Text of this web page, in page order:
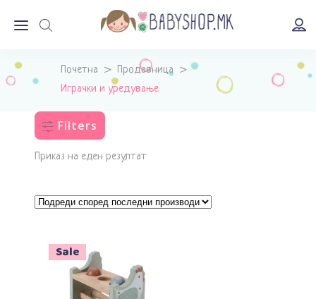
Почетна > Продавница >
Играчки и уредување
Filters
Приказ на еден резултат
Sale
Додади во кошничка